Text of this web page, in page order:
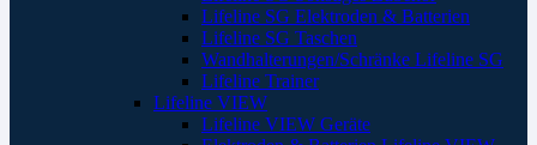
Lifeline SG Elektroden & Batterien
Lifeline SG Taschen
Wandhalterungen/Schränke Lifeline SG
Lifeline Trainer
Lifeline VIEW
Lifeline VIEW Geräte